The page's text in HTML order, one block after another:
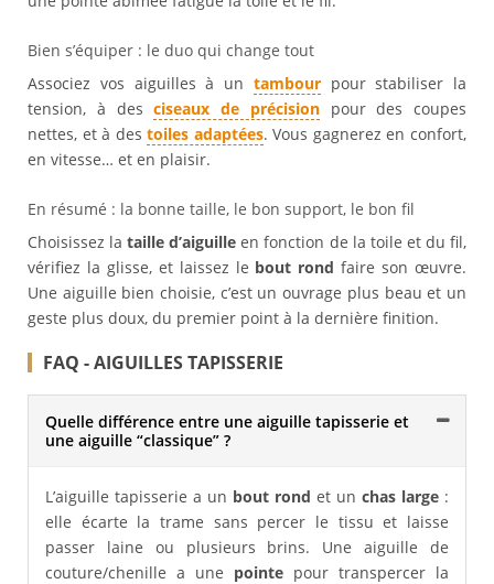
Bien s’équiper : le duo qui change tout
Associez vos aiguilles à un tambourpour stabiliser la
tension, à desciseaux de précisionpour des coupes
nettes, et à destoiles adaptées. Vous gagnerez en confort,
en vitesse… et en plaisir.
En résumé : la bonne taille, le bon support, le bon fil
Choisissez lataille d’aiguille en fonction de la toile et du fil,
vérifiez la glisse, et laissez le bout rond faire son œuvre.
Une aiguille bien choisie, c’est un ouvrage plus beau et un
geste plus doux, du premier point à la dernière finition.
FAQ - AIGUILLES TAPISSERIE
Quelle différence entre une aiguille tapisserie et
une aiguille “classique” ?
L’aiguille tapisserie a un bout rond et un chas large :
elle écarte la trame sans percer le tissu et laisse
passer laine ou plusieurs brins. Une aiguille de
couture/chenille a une pointe pour transpercer la